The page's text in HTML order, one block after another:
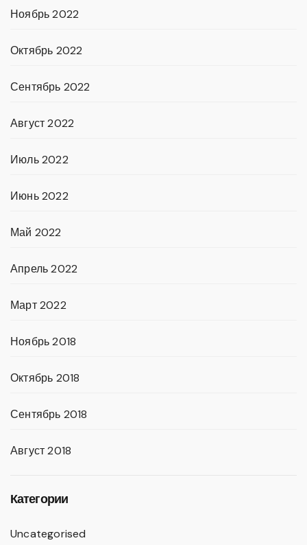
Ноябрь 2022
Октябрь 2022
Сентябрь 2022
Август 2022
Июль 2022
Июнь 2022
Май 2022
Апрель 2022
Март 2022
Ноябрь 2018
Октябрь 2018
Сентябрь 2018
Август 2018
Категории
Uncategorised